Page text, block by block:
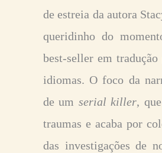
de estreia da autora
queridinho do
best-seller em
idiomas. O foco da
de um serial killer,
traumas e acaba por
das investigações de